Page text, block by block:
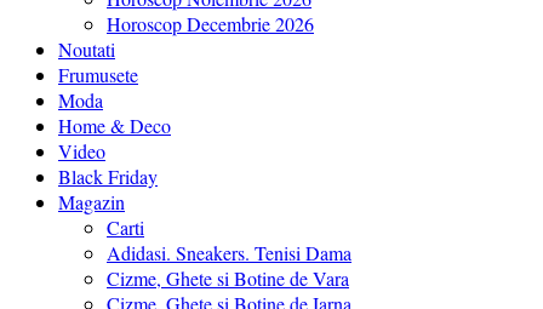
Horoscop Decembrie 2026
Noutati
Frumusete
Moda
Home & Deco
Video
Black Friday
Magazin
Carti
Adidasi. Sneakers. Tenisi Dama
Cizme, Ghete si Botine de Vara
Cizme, Ghete si Botine de Iarna